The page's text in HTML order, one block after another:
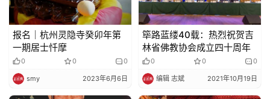
报名｜杭州灵隐寺癸卯年第
一期居士忏摩
0 0 0
smy 2023年6月6日
筚路蓝缕40载：热烈祝贺吉
林省佛教协会成立四十周年
0 0 0
编辑 志斌 2021年10月19日